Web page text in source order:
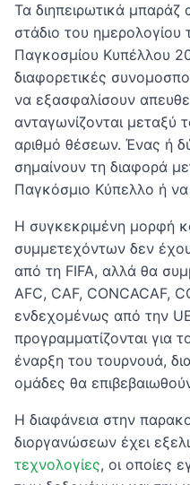
Τα διηπειρωτικά μπαράζ
στάδιο του
Παγκοσμίου Κυπέλλου
διαφορετικές
να εξασφαλίσουν
ανταγωνίζονται μεταξύ
αριθμό θέσεων. Ένας ή
σημαίνουν τη διαφορά
Παγκόσμιο Κύπελλο ή να
Η συγκεκριμένη μορφή
συμμετεχόντων δεν
από τη FIFA, αλλά θα
AFC, CAF, CONCACAF,
ενδεχομένως από την
προγραμματίζονται για
έναρξη του τουρνουά,
ομάδες θα
Η διαφάνεια στην
διοργανώσεων έχει
τεχνολογίες, οι οποίες